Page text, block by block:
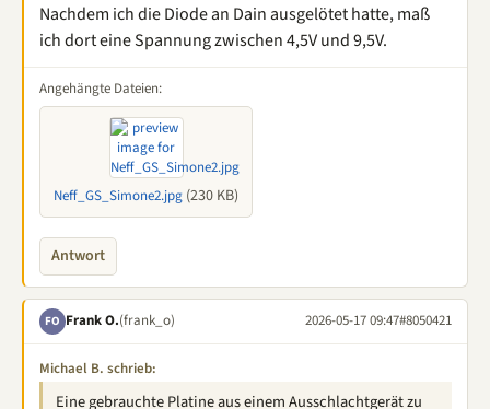
Nachdem ich die Diode an Dain ausgelötet hatte, maß
ich dort eine Spannung zwischen 4,5V und 9,5V.
Angehängte Dateien:
Neff_GS_Simone2.jpg (230 KB)
Antwort
FO Frank O.(frank_o) 2026-05-17 09:47#8050421
Michael B. schrieb:
Eine gebrauchte Platine aus einem Ausschlachtgerät zu